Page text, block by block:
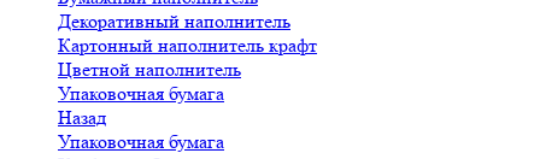
Декоративный наполнитель
Картонный наполнитель крафт
Цветной наполнитель
Упаковочная бумага
Назад
Упаковочная бумага